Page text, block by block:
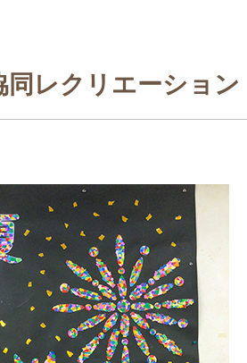
同レクリエーション